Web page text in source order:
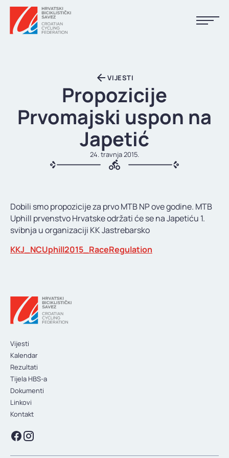
REZULTATI
TIJELA HBS-A
LINKOVI
KONTAKT
VIJESTI
Propozicije
Prvomajski uspon na
Japetić
24. travnja 2015.
Dobili smo propozicije za prvo MTB NP ove godine. MTB
Uphill prvenstvo Hrvatske održati će se na Japetiću 1.
svibnja u organizaciji KK Jastrebarsko
KKJ_NCUphill2015_RaceRegulation
Vijesti
Kalendar
Rezultati
Tijela HBS-a
Dokumenti
Linkovi
Kontakt